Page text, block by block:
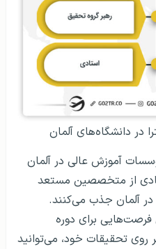
در دانشگاه‌های آلمان
مؤسسات آموزش عالی در آلمان
از متخصصین مستعد
در آلمان جذب می‌کنند.
برای دوره
روی تحقیقات خود، می‌توانید